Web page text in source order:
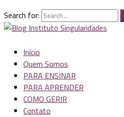
Search for:
Início
Quem Somos
PARA ENSINAR
PARA APRENDER
COMO GERIR
Contato